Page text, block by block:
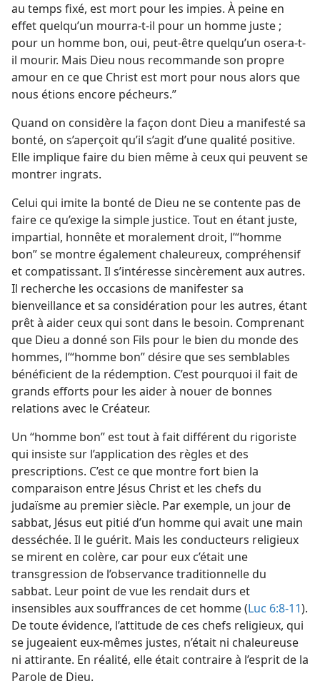
au temps fixé, est mort pour les impies. À peine en
effet quelqu’un mourra-​t-​il pour un homme juste ;
pour un homme bon, oui, peut-être quelqu’un osera-​t-​
il mourir. Mais Dieu nous recommande son propre
amour en ce que Christ est mort pour nous alors que
nous étions encore pécheurs.”
Quand on considère la façon dont Dieu a manifesté sa
bonté, on s’aperçoit qu’il s’agit d’une qualité positive.
Elle implique faire du bien même à ceux qui peuvent se
montrer ingrats.
Celui qui imite la bonté de Dieu ne se contente pas de
faire ce qu’exige la simple justice. Tout en étant juste,
impartial, honnête et moralement droit, l’“homme
bon” se montre également chaleureux, compréhensif
et compatissant. Il s’intéresse sincèrement aux autres.
Il recherche les occasions de manifester sa
bienveillance et sa considération pour les autres, étant
prêt à aider ceux qui sont dans le besoin. Comprenant
que Dieu a donné son Fils pour le bien du monde des
hommes, l’“homme bon” désire que ses semblables
bénéficient de la rédemption. C’est pourquoi il fait de
grands efforts pour les aider à nouer de bonnes
relations avec le Créateur.
Un “homme bon” est tout à fait différent du rigoriste
qui insiste sur l’application des règles et des
prescriptions. C’est ce que montre fort bien la
comparaison entre Jésus Christ et les chefs du
judaïsme au premier siècle. Par exemple, un jour de
sabbat, Jésus eut pitié d’un homme qui avait une main
desséchée. Il le guérit. Mais les conducteurs religieux
se mirent en colère, car pour eux c’était une
transgression de l’observance traditionnelle du
sabbat. Leur point de vue les rendait durs et
insensibles aux souffrances de cet homme (Luc 6:8-11).
De toute évidence, l’attitude de ces chefs religieux, qui
se jugeaient eux-​mêmes justes, n’était ni chaleureuse
ni attirante. En réalité, elle était contraire à l’esprit de la
Parole de Dieu.